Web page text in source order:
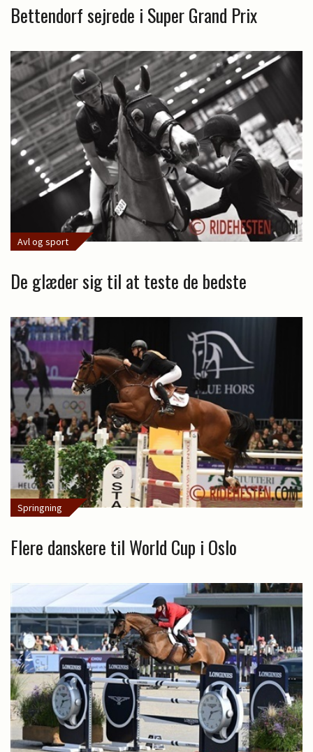
Bettendorf sejrede i Super Grand Prix
Avl og sport
De glæder sig til at teste de bedste
Springning
Flere danskere til World Cup i Oslo